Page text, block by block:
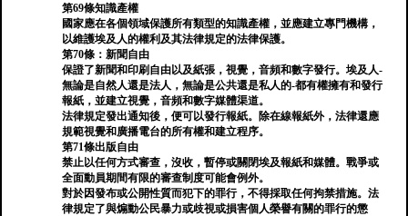
第69條知識產權
國家應在各個領域保護所有類型的知識產權，並應建立專門機構，
以維護埃及人的權利及其法律規定的法律保護。
第70條：新聞自由
保證了新聞和印刷自由以及紙張，視覺，音頻和數字發行。埃及人-
無論是自然人還是法人，無論是公共還是私人的-都有權擁有和發行
報紙，並建立視覺，音頻和數字媒體渠道。
法律規定發出通知後，便可以發行報紙。除在線報紙外，法律還應
規範視覺和廣播電台的所有權和建立程序。
第71條出版自由
禁止以任何方式審查，沒收，暫停或關閉埃及報紙和媒體。戰爭或
全面動員期間有限的審查制度可能會例外。
對於因發布或公開性質而犯下的罪行，不得採取任何拘禁措施。法
律規定了與煽動公民暴力或歧視或損害個人榮譽有關的罪行的懲